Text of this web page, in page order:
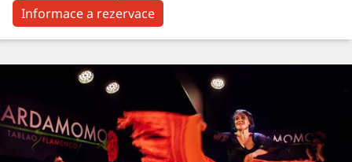
Informace a rezervace